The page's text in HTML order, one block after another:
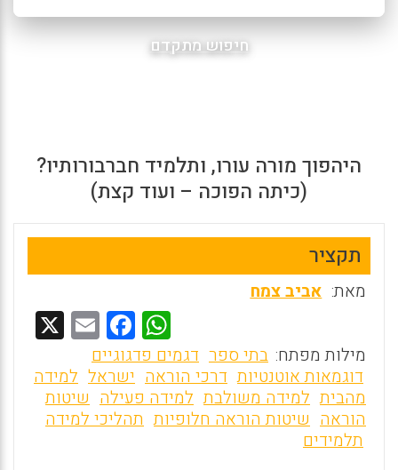
חיפוש מתקדם
היהפוך מורה עורו, ותלמיד חברבורותיו?
(כיתה הפוכה – ועוד קצת)
תקציר
מאת: אביב צמח
W
h
at
s
A
F
a
ce
b
o
E
m
ai
l
מילות מפתח: בתי ספר דגמים פדגוגיים
דוגמאות אוטנטיות דרכי הוראה ישראל למידה
מהבית למידה משולבת למידה פעילה שיטות
הוראה שיטות הוראה חלופיות תהליכי למידה
תלמידים